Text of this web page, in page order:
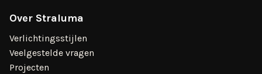
Over Straluma
Verlichtingsstijlen
Veelgestelde vragen
Projecten